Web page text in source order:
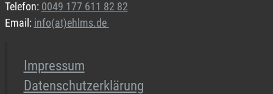
Telefon: 0049 177 611 82 82
Email: info(at)ehlms.de
Impressum
Datenschutzerklärung